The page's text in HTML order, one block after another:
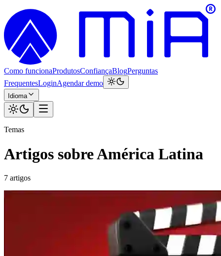
Como funcionaProdutosConfiançaBlogPerguntas
FrequentesLoginAgendar demo
Idioma
Temas
Artigos sobre América Latina
7 artigos